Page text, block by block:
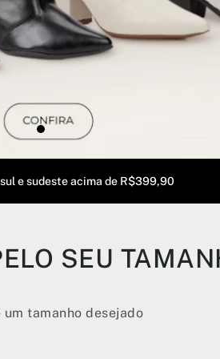
e sudeste acima de R$399,90
SEU
um tamanho desejado